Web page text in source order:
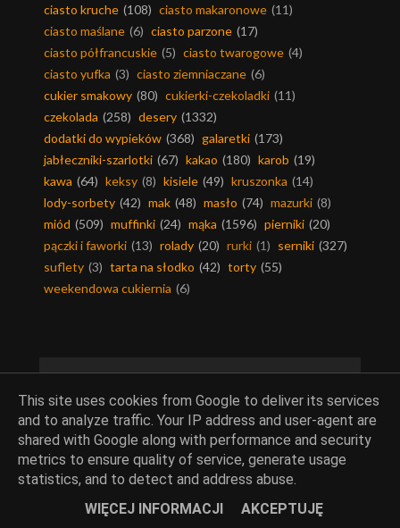
ciasto kruche (108) ciasto makaronowe (11)
ciasto maślane (6) ciasto parzone (17)
ciasto półfrancuskie (5) ciasto twarogowe (4)
ciasto yufka (3) ciasto ziemniaczane (6)
cukier smakowy (80) cukierki-czekoladki (11)
czekolada (258) desery (1332)
dodatki do wypieków (368) galaretki (173)
jabłeczniki-szarlotki (67) kakao (180) karob (19)
kawa (64) keksy (8) kisiele (49) kruszonka (14)
lody-sorbety (42) mak (48) masło (74) mazurki (8)
miód (509) muffinki (24) mąka (1596) pierniki (20)
pączki i faworki (13) rolady (20) rurki (1) serniki (327)
suflety (3) tarta na słodko (42) torty (55)
weekendowa cukiernia (6)
Mięsa
dania mięsne (631) dania z ryb (289) drób (389)
dziczyzna
(14) inne mięsa (60) kotlety (110)
mięso mielone
(171) mięso wieprzowe (354)
(3)
This site uses cookies from Google to deliver its services
and to analyze traffic. Your IP address and user-agent are
shared with Google along with performance and security
metrics to ensure quality of service, generate usage
statistics, and to detect and address abuse.
WIĘCEJ INFORMACJI
AKCEPTUJĘ